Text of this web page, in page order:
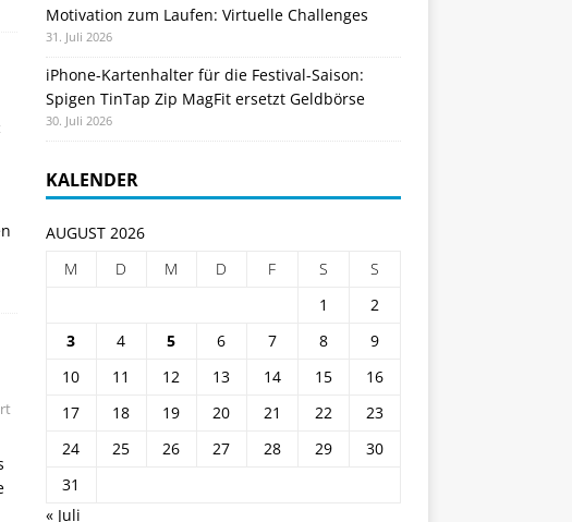
Motivation zum Laufen: Virtuelle Challenges
31. Juli 2026
iPhone-Kartenhalter für die Festival-Saison:
Spigen TinTap Zip MagFit ersetzt Geldbörse
30. Juli 2026
KALENDER
AUGUST 2026
M
D M D F S
S
1
2
3
4 5 6 7 8
9
10
11 12 13 14 15
16
17
18 19 20 21 22
23
24
25 26 27 28 29
30
31
« Juli